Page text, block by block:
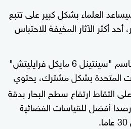
العلماء بشكل كبير على تتبع
أكثر الآثار المخيفة للاحتباس
القمر الصناعي، المعروف باسم "سينتينل 6 مايكل فرايليتش"
المتحدة بشكل مشترك، يحتوي
التقاط ارتفاع سطح البحار بدقة
أفضل للقياسات الفضائية